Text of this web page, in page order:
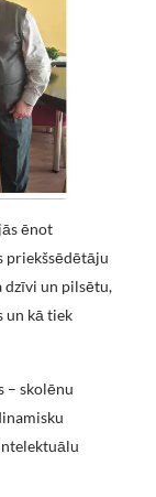
ēnot
priekšsēdētāju
dzīvi un pilsētu,
un kā tiek
– skolēnu